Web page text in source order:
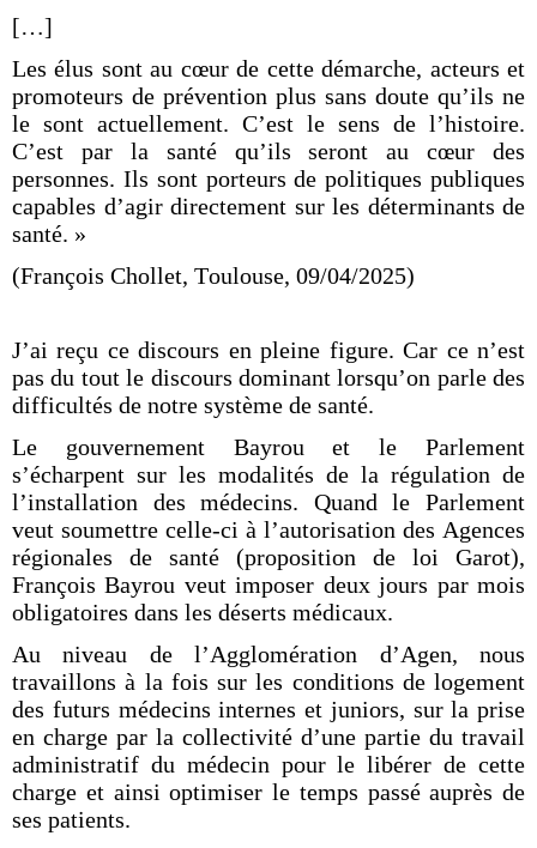
[…]
Les élus sont au cœur de cette démarche, acteurs et
promoteurs de prévention plus sans doute qu’ils ne
le sont actuellement. C’est le sens de l’histoire.
C’est par la santé qu’ils seront au cœur des
personnes. Ils sont porteurs de politiques publiques
capables d’agir directement sur les déterminants de
santé. »
(François Chollet, Toulouse, 09/04/2025)
J’ai reçu ce discours en pleine figure. Car ce n’est
pas du tout le discours dominant lorsqu’on parle des
difficultés de notre système de santé.
Le gouvernement Bayrou et le Parlement
s’écharpent sur les modalités de la régulation de
l’installation des médecins. Quand le Parlement
veut soumettre celle-ci à l’autorisation des Agences
régionales de santé (proposition de loi Garot),
François Bayrou veut imposer deux jours par mois
obligatoires dans les déserts médicaux.
Au niveau de l’Agglomération d’Agen, nous
travaillons à la fois sur les conditions de logement
des futurs médecins internes et juniors, sur la prise
en charge par la collectivité d’une partie du travail
administratif du médecin pour le libérer de cette
charge et ainsi optimiser le temps passé auprès de
ses patients.